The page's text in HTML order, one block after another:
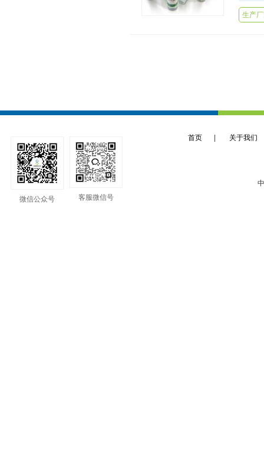
生产
首页 关于我们
微信公众号
客服微信号